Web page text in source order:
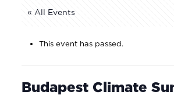
« All Events
This event has passed.
Budapest Climate